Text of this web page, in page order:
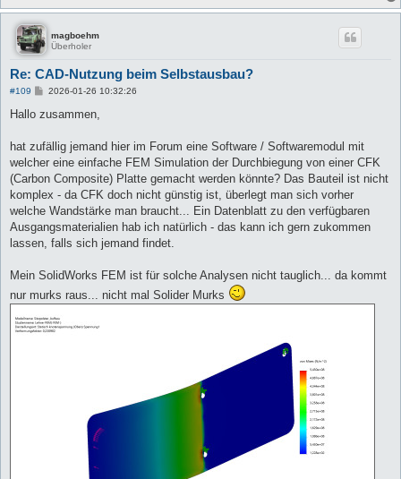
magboehm
Überholer
Re: CAD-Nutzung beim Selbstausbau?
#109
B
i
a
2026-01-26 10:32:26
Hallo zusammen,
hat zufällig jemand hier im Forum eine Software / Softwaremodul mit
welcher eine einfache FEM Simulation der Durchbiegung von einer CFK
(Carbon Composite) Platte gemacht werden könnte? Das Bauteil ist nicht
komplex - da CFK doch nicht günstig ist, überlegt man sich vorher
welche Wandstärke man braucht... Ein Datenblatt zu den verfügbaren
Ausgangsmaterialien hab ich natürlich - das kann ich gern zukommen
lassen, falls sich jemand findet.
Mein SolidWorks FEM ist für solche Analysen nicht tauglich... da kommt
nur murks raus... nicht mal Solider Murks